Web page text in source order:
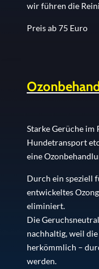
wir führen die
Preis ab 75 Euro
Starke Gerüche im
Hundetransport
eine
Durch ein speziell
entwickeltes
eliminiert.
Die
nachhaltig, weil
herkömmlich –
werden.